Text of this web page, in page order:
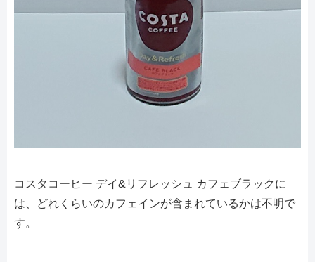
コスタコーヒー デイ&リフレッシュ カフェブラックに
は、どれくらいのカフェインが含まれているかは不明で
す。